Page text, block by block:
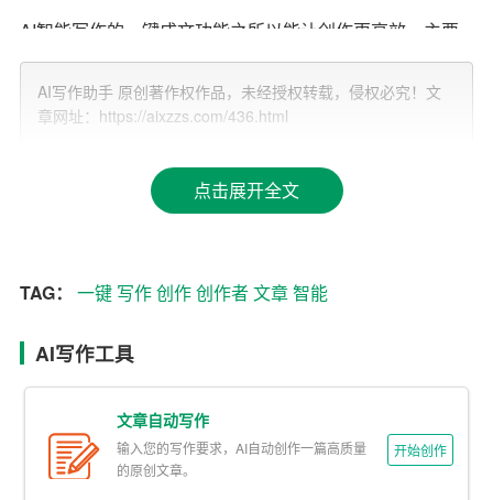
AI智能写作的一键成文功能之所以能让创作更高效，主要
体现在以下几个方面。
首先，AI智能写作平台拥有强大的素材库和语言库。这些
为创作者提供丰富的写作素材。同时，AI智能写作还能根
据用户的需求，自动调整语言风格和表达方式，使得文章
其次，AI智能写作具有高效的信息处理能力。在当今信息
和海量信息。AI智能写作平台可以迅速对这些信息进行整
再次，AI智能写作能有效降低写作门槛。过去，写作是一
项需要深厚功底和功底的技能，许多人望而却步。而现
AI写作助手 原创著作权作品，未经授权转载，侵权必究！文
章网址：https://aixzzs.com/436.html
点击展开全文
TAG： 一键 写作创作创作者文章智能
AI写作工具
文章自动写作
输入您的写作要求，AI自动创作一篇高质量
的原创文章。
开始创作